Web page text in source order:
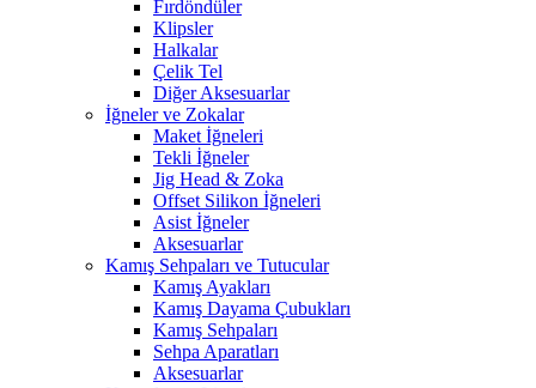
Fırdöndüler
Klipsler
Halkalar
Çelik Tel
Diğer Aksesuarlar
İğneler ve Zokalar
Maket İğneleri
Tekli İğneler
Jig Head & Zoka
Offset Silikon İğneleri
Asist İğneler
Aksesuarlar
Kamış Sehpaları ve Tutucular
Kamış Ayakları
Kamış Dayama Çubukları
Kamış Sehpaları
Sehpa Aparatları
Aksesuarlar